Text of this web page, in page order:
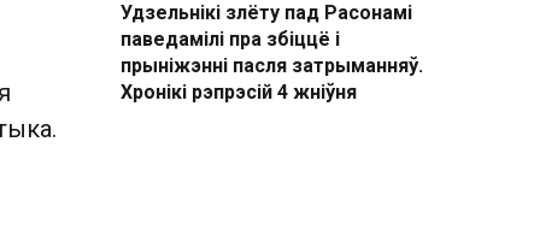
Удзельнікі злёту пад Расонамі
паведамілі пра збіццё і
прыніжэнні пасля затрыманняў.
Хронікі рэпрэсій 4 жніўня